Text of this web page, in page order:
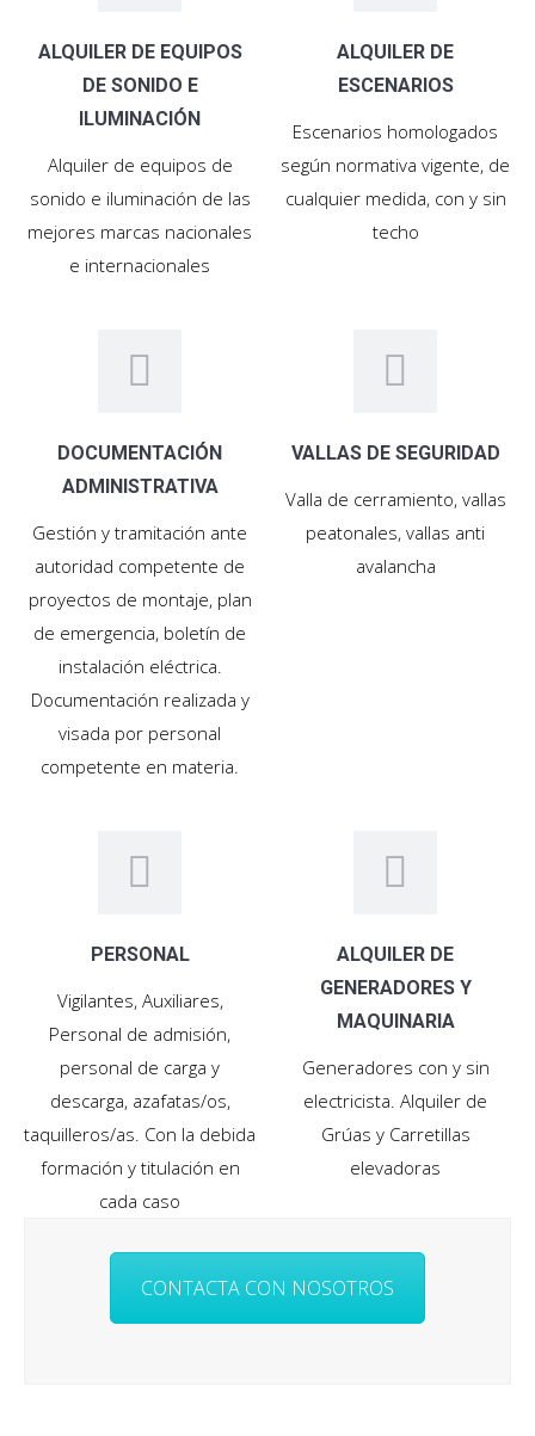
ALQUILER DE EQUIPOS
DE SONIDO E
ILUMINACIÓN
Alquiler de equipos de
sonido e iluminación de las
mejores marcas nacionales
e internacionales
ALQUILER DE
ESCENARIOS
Escenarios homologados
según normativa vigente, de
cualquier medida, con y sin
techo
DOCUMENTACIÓN
ADMINISTRATIVA
Gestión y tramitación ante
autoridad competente de
proyectos de montaje, plan
de emergencia, boletín de
instalación eléctrica.
Documentación realizada y
visada por personal
competente en materia.
VALLAS DE SEGURIDAD
Valla de cerramiento, vallas
peatonales, vallas anti
avalancha
PERSONAL
Vigilantes, Auxiliares,
Personal de admisión,
personal de carga y
descarga, azafatas/os,
taquilleros/as. Con la debida
formación y titulación en
cada caso
ALQUILER DE
GENERADORES Y
MAQUINARIA
Generadores con y sin
electricista. Alquiler de
Grúas y Carretillas
elevadoras
CONTACTA CON NOSOTROS